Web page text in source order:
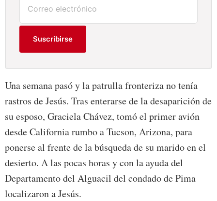
Suscribirse
Una semana pasó y la patrulla fronteriza no tenía
rastros de Jesús. Tras enterarse de la desaparición de
su esposo, Graciela Chávez, tomó el primer avión
desde California rumbo a Tucson, Arizona, para
ponerse al frente de la búsqueda de su marido en el
desierto. A las pocas horas y con la ayuda del
Departamento del Alguacil del condado de Pima
localizaron a Jesús.